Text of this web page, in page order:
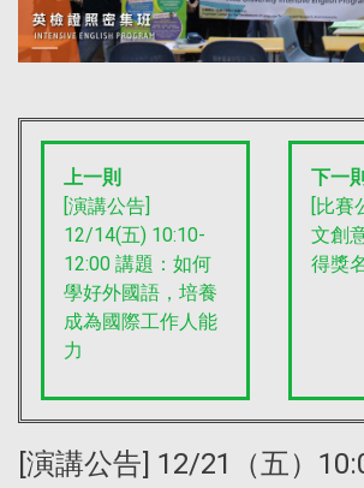
上一則
[演講公告]
12/14(五) 10:10-
12:00 講題：如何
學好外國語，培養
成為國際工作人能
力
下一則
[比賽
文創
得獎
[演講公告] 12/21（五）